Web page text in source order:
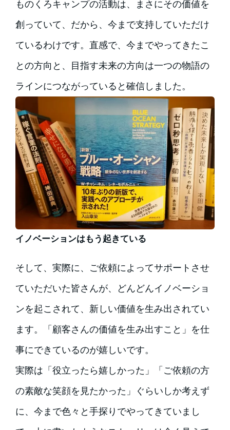
ものくろキャンプの活動は、まさにその価値を
創っていて、だから、今まで支持していただけ
ているわけです。直感で、今までやってきたこ
との方向と、目指す未来の方向は一つの物語の
ラインにつながっていると確信しました。
イノベーションはもう起きている
そして、実際に、ご依頼によってサポートさせ
ていただいた皆さんが、どんどんイノベーショ
ンを起こされて、新しい価値を生み出されてい
ます。「顧客さんの価値を生み出すこと」を仕
事にできているのが嬉しいです。
実際は「役立ったら嬉しかった」「ご依頼の方
の素敵な笑顔を見たかった」ぐらいしか考えず
に、今まで色々と手探りでやってきていまし